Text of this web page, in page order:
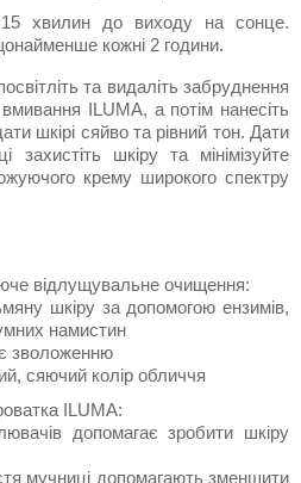
хвилин до виходу на сонце.
кожні 2 години.
та видаліть забруднення
ILUMA, а потім нанесіть
шкірі сяйво та рівний тон. Дати
захистіть шкіру та мінімізуйте
крему широкого спектру
відлущувальне очищення:
шкіру за допомогою ензимів,
намистин
зволоженню
сяючий колір обличчя
ILUMA:
допомагає зробити шкіру
мучниці допомагають зменшити